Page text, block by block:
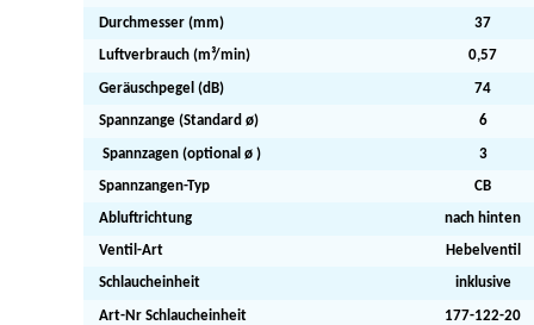
Durchmesser (mm) 37
Luftverbrauch (m³/min) 0,57
Geräuschpegel (dB) 74
Spannzange (Standard ø) 6
Spannzagen (optional ø ) 3
Spannzangen-Typ CB
Abluftrichtung nach hinten
Ventil-Art Hebelventil
Schlaucheinheit inklusive
Art-Nr Schlaucheinheit 177-122-20